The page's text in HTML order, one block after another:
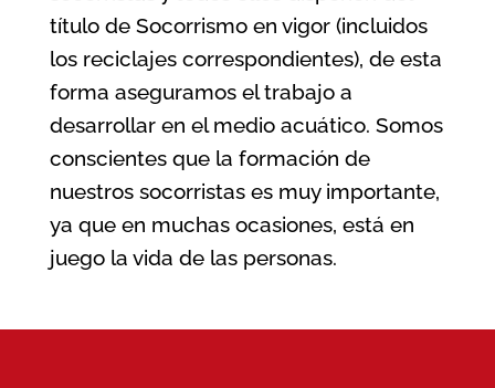
título de Socorrismo en vigor (incluidos
los reciclajes correspondientes), de esta
forma aseguramos el trabajo a
desarrollar en el medio acuático. Somos
conscientes que la formación de
nuestros socorristas es muy importante,
ya que en muchas ocasiones, está en
juego la vida de las personas.